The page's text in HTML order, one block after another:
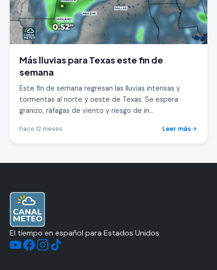
Más lluvias para Texas este fin de
semana
Este fin de semana regresan las lluvias intensas y
tormentas al norte y oeste de Texas. Se espera
granizo, ráfagas de viento y riesgo de in...
hace 12 meses Leer más
El tiempo en español para Estados Unidos